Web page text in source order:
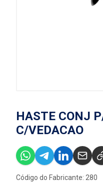
HASTE CONJ
C/VEDACAO
Código do Fabricante: 280